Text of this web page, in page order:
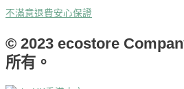
不滿意退費安心保證
© 2023 ecostore
所有。